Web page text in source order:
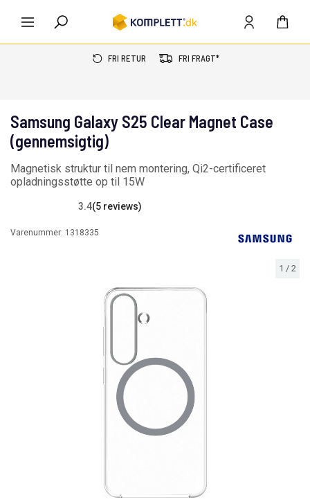
FRI RETUR FRI FRAGT*
1 / 2
Samsung Galaxy S25 Clear Magnet Case
(gennemsigtig)
Magnetisk struktur til nem montering, Qi2-certificeret
opladningsstøtte op til 15W
3.4(5 reviews)
Varenummer: 1318335